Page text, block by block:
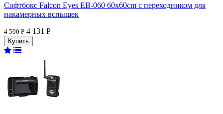
Софтбокс Falcon Eyes EB-060 60x60cm с переходником для
накамерных вспышек
4 590 Р 4 131 Р